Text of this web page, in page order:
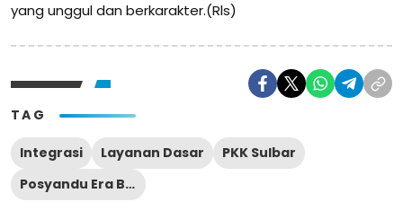
yang unggul dan berkarakter.(Rls)
TAG
Integrasi Layanan Dasar
PKK Sulbar
Posyandu Era Baru